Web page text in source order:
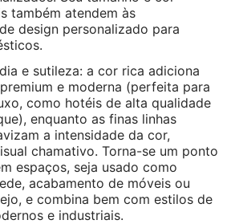
também atendem às
design personalizado para
e sutileza: a cor rica adiciona
e moderna (perfeita para
como hotéis de alta qualidade
enquanto as finas linhas
a intensidade da cor,
chamativo. Torna-se um ponto
espaços, seja usado como
acabamento de móveis ou
e combina bem com estilos de
e industriais.